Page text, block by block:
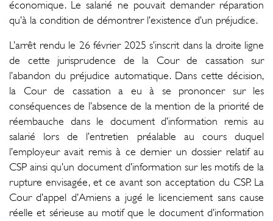
économique. Le salarié ne pouvait demander réparation
qu’à la condition de démontrer l’existence d’un préjudice.
L’arrêt rendu le 26 février 2025 s’inscrit dans la droite ligne
de cette jurisprudence de la Cour de cassation sur
l’abandon du préjudice automatique. Dans cette décision,
la Cour de cassation a eu à se prononcer sur les
conséquences de l’absence de la mention de la priorité de
réembauche dans le document d’information remis au
salarié lors de l’entretien préalable au cours duquel
l’employeur avait remis à ce dernier un dossier relatif au
CSP ainsi qu’un document d’information sur les motifs de la
rupture envisagée, et ce avant son acceptation du CSP. La
Cour d’appel d’Amiens a jugé le licenciement sans cause
réelle et sérieuse au motif que le document d’information